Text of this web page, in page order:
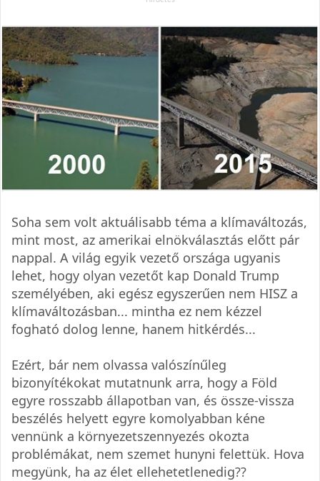
Soha sem volt aktuálisabb téma a klímaváltozás,
mint most, az amerikai elnökválasztás előtt pár
nappal. A világ egyik vezető országa ugyanis
lehet, hogy olyan vezetőt kap Donald Trump
személyében, aki egész egyszerűen nem HISZ a
klímaváltozásban... mintha ez nem kézzel
fogható dolog lenne, hanem hitkérdés...
Ezért, bár nem olvassa valószínűleg
bizonyítékokat mutatnunk arra, hogy a Föld
egyre rosszabb állapotban van, és össze-vissza
beszélés helyett egyre komolyabban kéne
vennünk a környezetszennyezés okozta
problémákat, nem szemet hunyni felettük. Hova
megyünk, ha az élet ellehetetlenedig??